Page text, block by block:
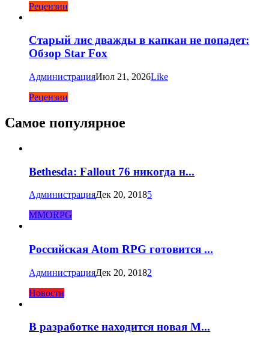
Рецензии
Старый лис дважды в капкан не попадет:
Обзор Star Fox
АдминистрацияИюл 21, 2026Like
Рецензии
Самое популярное
Bethesda: Fallout 76 никогда н...
АдминистрацияДек 20, 20185
MMORPG
Российская Atom RPG готовится ...
АдминистрацияДек 20, 20182
Новости
В разработке находится новая M...